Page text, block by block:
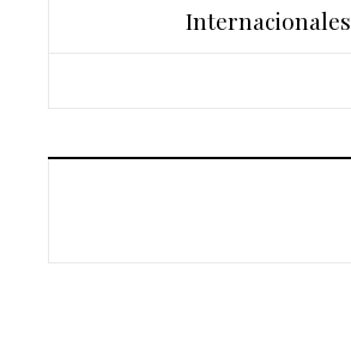
Internacionales